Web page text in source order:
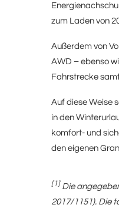
zum Laden von
Außerdem von
AWD – ebenso
Fahrstrecke
Auf diese Weise
in den
komfort- und
den eigenen
[1] Die
2017/1151). Die